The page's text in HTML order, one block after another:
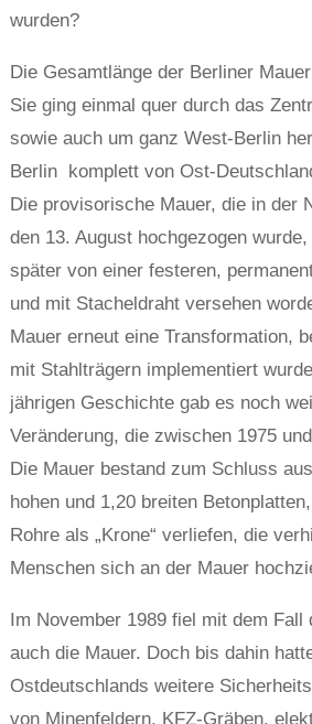
wurden?
Die Gesamtlänge der Berliner
Sie ging einmal quer durch das
sowie auch um ganz West-Berlin
Berlin komplett von Ost-
Die provisorische Mauer, die in der
den 13. August hochgezogen
später von einer festeren,
und mit Stacheldraht versehen
Mauer erneut eine Transformation,
mit Stahlträgern implementiert
jährigen Geschichte gab es noch
Veränderung, die zwischen 1975
Die Mauer bestand zum Schluss
hohen und 1,20 breiten
Rohre als „Krone“ verliefen, die
Menschen sich an der Mauer
Im November 1989 fiel mit dem Fall
auch die Mauer. Doch bis dahin
Ostdeutschlands weitere
von Minenfeldern, KFZ-Gräben,